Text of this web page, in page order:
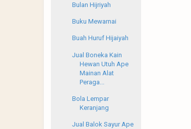
Bulan Hijriyah
Buku Mewarnai
Buah Huruf Hijaiyah
Jual Boneka Kain
Hewan Utuh Ape
Mainan Alat
Peraga...
Bola Lempar
Keranjang
Jual Balok Sayur Ape